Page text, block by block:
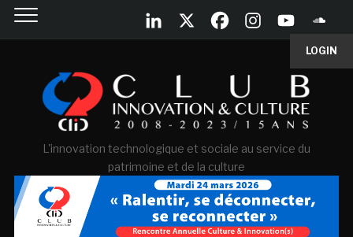
LOGIN
L'innovation technologique et sociale au service du
patrimoine et de la culture